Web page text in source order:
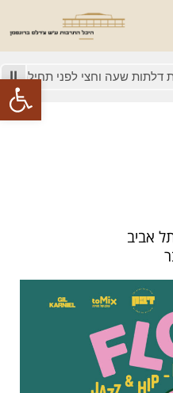
פתחשעה וחצי לפני תחילת
אביב